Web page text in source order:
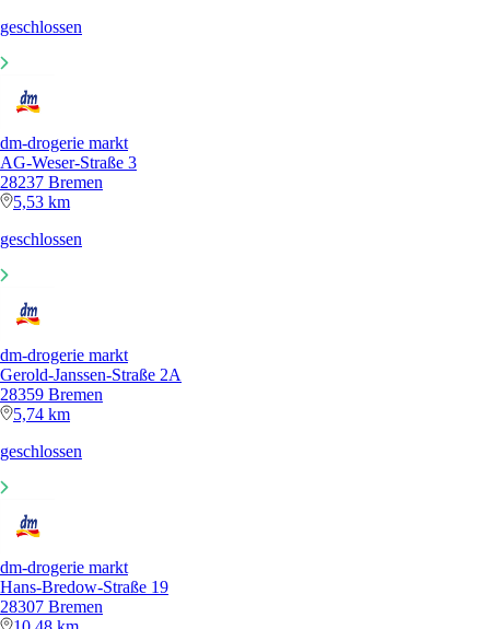
geschlossen
dm-drogerie markt
AG-Weser-Straße 3
28237 Bremen
5,53 km
geschlossen
dm-drogerie markt
Gerold-Janssen-Straße 2A
28359 Bremen
5,74 km
geschlossen
dm-drogerie markt
Hans-Bredow-Straße 19
28307 Bremen